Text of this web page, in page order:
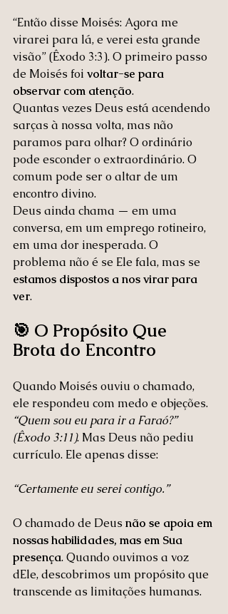
“Então disse Moisés: Agora me
virarei para lá, e verei esta grande
visão” (Êxodo 3:3). O primeiro passo
de Moisés foi voltar-se para
observar com atenção.
Quantas vezes Deus está acendendo
sarças à nossa volta, mas não
paramos para olhar? O ordinário
pode esconder o extraordinário. O
comum pode ser o altar de um
encontro divino.
Deus ainda chama — em uma
conversa, em um emprego rotineiro,
em uma dor inesperada. O
problema não é se Ele fala, mas se
estamos dispostos a nos virar para
ver.
🎯 O Propósito Que
Brota do Encontro
Quando Moisés ouviu o chamado,
ele respondeu com medo e objeções.
“Quem sou eu para ir a Faraó?”
(Êxodo 3:11). Mas Deus não pediu
currículo. Ele apenas disse:
“Certamente eu serei contigo.”
O chamado de Deus não se apoia em
nossas habilidades, mas em Sua
presença. Quando ouvimos a voz
dEle, descobrimos um propósito que
transcende as limitações humanas.